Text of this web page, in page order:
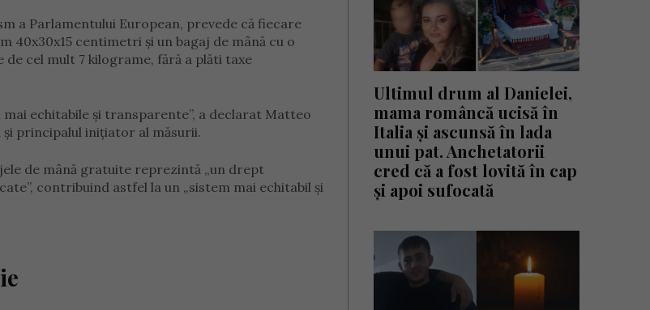
a Parlamentului European, prevede că fiecare
40x30x15 centimetri și un bagaj de mână cu o
cel mult 7 kilograme, fără a plăti taxe
echitabile și transparente”, a declarat Matteo
principalul inițiator al măsurii.
de mână gratuite reprezintă „un drept
contribuind astfel la un „sistem mai echitabil și
Ultimul drum al Danielei,
mama româncă ucisă în
Italia și ascunsă în lada
unui pat. Anchetatorii
cred că a fost lovită în cap
și apoi sufocată